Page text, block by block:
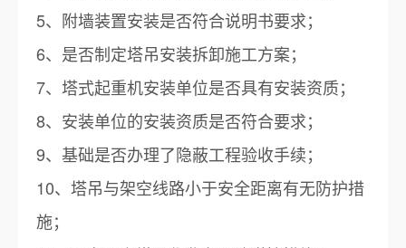
5、附墙装置安装是否符合说明书要求；
6、是否制定塔吊安装拆卸施工方案；
7、塔式起重机安装单位是否具有安装资质；
8、安装单位的安装资质是否符合要求；
9、基础是否办理了隐蔽工程验收手续；
10、塔吊与架空线路小于安全距离有无防护措
施；